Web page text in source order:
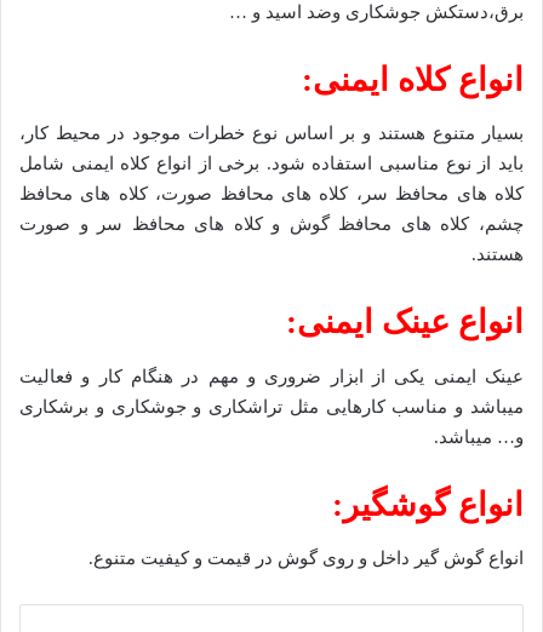
برق،دستکش جوشکاری وضد اسید و …
انواع کلاه ایمنی:
بسیار متنوع هستند و بر اساس نوع خطرات موجود در محیط کار،
باید از نوع مناسبی استفاده شود. برخی از انواع کلاه ایمنی شامل
کلاه های محافظ سر، کلاه های محافظ صورت، کلاه های محافظ
چشم، کلاه های محافظ گوش و کلاه های محافظ سر و صورت
هستند.
انواع عینک ایمنی:
عینک ایمنی یکی از ابزار ضروری و مهم در هنگام کار و فعالیت
میباشد و مناسب کارهایی مثل تراشکاری و جوشکاری و برشکاری
و… میباشد.
انواع گوشگیر:
انواع گوش گیر داخل و روی گوش در قیمت و کیفیت متنوع.